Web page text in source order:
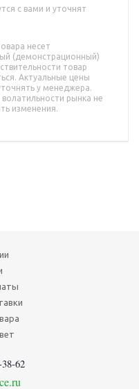
с вами и уточнят
несет
(демонстрационный)
товар
Актуальные цены
у менеджера.
рынка не
изменения.
62